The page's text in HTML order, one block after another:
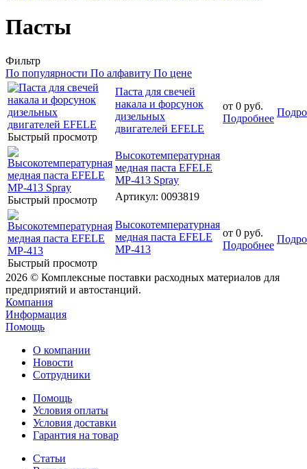
Пасты
Фильтр
По популярности По алфавиту По цене
Быстрый просмотр
Паста для свечей
накала и форсунок
дизельных
двигателей EFELE
от 0 руб.
Подробнее
Быстрый просмотр
Высокотемпературная
медная паста EFELE
MP-413 Spray
Артикул: 0093819
Быстрый просмотр
Высокотемпературная
медная паста EFELE
MP-413
от 0 руб.
Подробнее
2026 © Комплексные поставки расходных материалов для
предприятий и автостанций.
Компания
Информация
Помощь
О компании
Новости
Сотрудники
Помощь
Условия оплаты
Условия доставки
Гарантия на товар
Статьи